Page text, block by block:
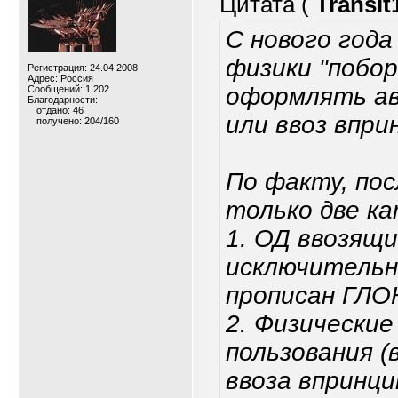
Регистрация: 24.04.2008
Адрес: Россия
Сообщений: 1,202
Благодарности:
отдано: 46
получено: 204/160
С нового
физики
оформлять
или ввоз
По факту,
только две
1. ОД
прописан
2.
пользования
ввоза